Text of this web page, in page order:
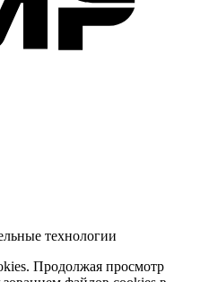
технологии
Продолжая просмотр